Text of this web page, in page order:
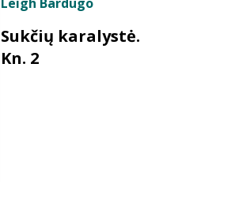
Sukčių karalystė.
Kn. 2